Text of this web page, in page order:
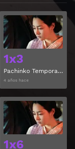
Ver
1x3
Pachinko Temporada 1 Capitulo 3
4 años hace
Ver
1x6